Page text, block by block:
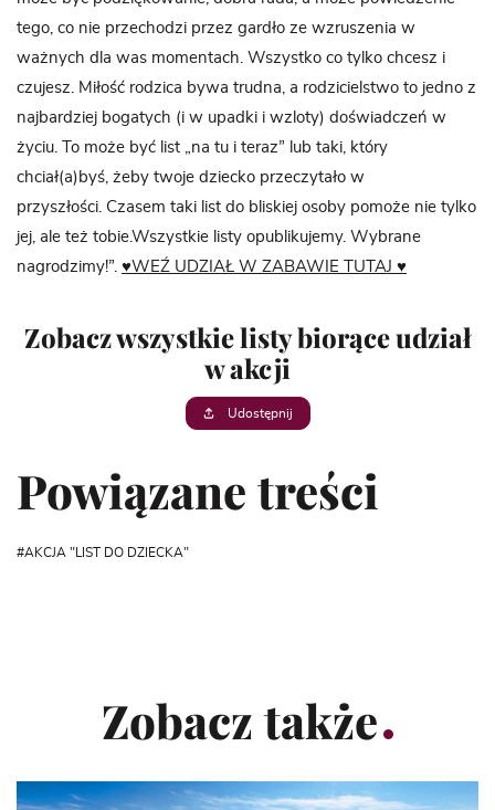
tego, co nie przechodzi przez gardło ze wzruszenia w
ważnych dla was momentach. Wszystko co tylko chcesz i
czujesz. Miłość rodzica bywa trudna, a rodzicielstwo to jedno z
najbardziej bogatych (i w upadki i wzloty) doświadczeń w
życiu. To może być list „na tu i teraz” lub taki, który
chciał(a)byś, żeby twoje dziecko przeczytało w
przyszłości. Czasem taki list do bliskiej osoby pomoże nie tylko
jej, ale też tobie.Wszystkie listy opublikujemy. Wybrane
nagrodzimy!”. ♥WEŹ UDZIAŁ W ZABAWIE TUTAJ ♥
Zobacz wszystkie listy biorące udział
w akcji
Udostępnij
Powiązane treści
AKCJA "LIST DO DZIECKA"
Zobacz także